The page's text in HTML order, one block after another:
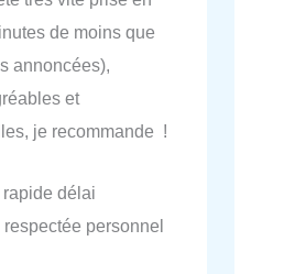
de moins que
annoncées),
et
je recommande !
délai
personnel